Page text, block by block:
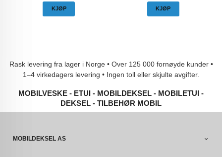
KJØP KJØP
Rask levering fra lager i Norge • Over 125 000 fornøyde kunder •
1–4 virkedagers levering • Ingen toll eller skjulte avgifter.
MOBILVESKE - ETUI - MOBILDEKSEL - MOBILETUI -
DEKSEL - TILBEHØR MOBIL
MOBILDEKSEL AS